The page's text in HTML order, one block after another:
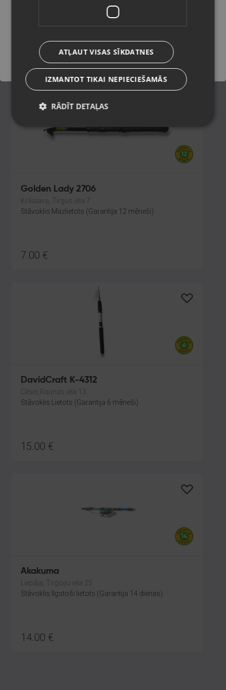
Liepāja, Mirdzas Ķempes iela 8-16
Stāvoklis Lietots (Garantija 6 mēneši)
39.00€
Golden Lady 2706
Krāslava, Tirgus iela 7
Stāvoklis Mazlietots (Garantija 12 mēneši)
7.00 €
DavidCraft K-4312
Cēsis,Raunas iela 13
Stāvoklis Lietots (Garantija 6 mēneši)
15.00 €
Akakuma
Liepāja, Tirgoņu iela 25
Stāvoklis Ilgstoši lietots (Garantija 14 dienas)
14.00 €
Saglabāt
ATĻAUT VISAS SĪKDATNES
IZMANTOT TIKAI NEPIECIEŠAMĀS
RĀDĪT DETAĻAS